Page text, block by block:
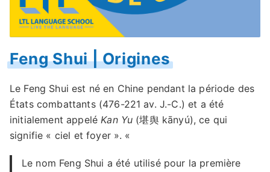
Feng Shui | Origines
Le Feng Shui est né en Chine pendant la période des
États combattants (476-221 av. J.-C.) et a été
initialement appeléKan Yu (堪舆 kānyú), ce qui
signifie « ciel et foyer ». «
Le nom Feng Shui a été utilisé pour la première